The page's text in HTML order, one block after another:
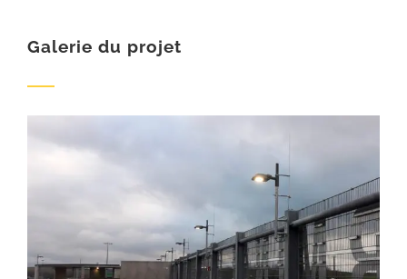
Galerie du projet